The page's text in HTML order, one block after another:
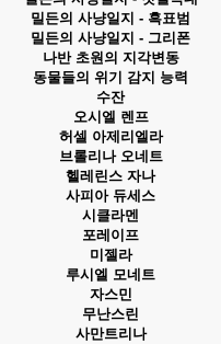
밀든의 사냥일지 - 흑표범
밀든의 사냥일지 - 그리폰
나반 초원의 지각변동
동물들의 위기 감지 능력
수잔
오시엘 렌프
허셀 아제리엘라
브롤리나 오네트
헬레린스 자나
사피아 듀세스
시클라멘
포레이프
미젤라
루시엘 모네트
자스민
무난스린
사만트리나